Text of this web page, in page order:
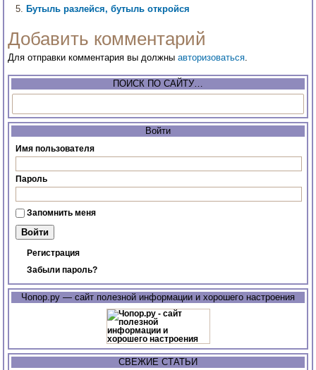
Бутыль разлейся, бутыль откройся
Добавить комментарий
Для отправки комментария вы должныавторизоваться.
ПОИСК ПО САЙТУ…
Войти
Имя пользователя
Пароль
Запомнить меня
Регистрация
Забыли пароль?
Чопор.ру — сайт полезной информации и хорошего настроения
СВЕЖИЕ СТАТЬИ